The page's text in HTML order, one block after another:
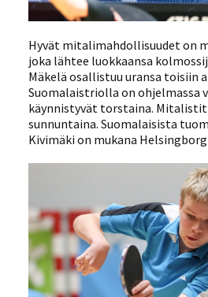
Hyvät mitalimahdollisuudet on
joka lähtee luokkaansa
Mäkelä osallistuu uransa toisiin
Suomalaistriolla on ohjelmassa
käynnistyvät torstaina.
sunnuntaina. Suomalaisista
Kivimäki on mukana